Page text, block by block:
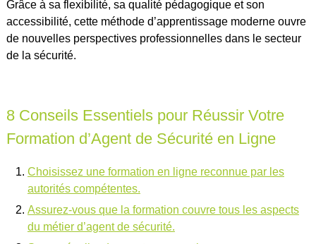
Grâce à sa flexibilité, sa qualité pédagogique et son
accessibilité, cette méthode d’apprentissage moderne ouvre
de nouvelles perspectives professionnelles dans le secteur
de la sécurité.
8 Conseils Essentiels pour Réussir Votre
Formation d’Agent de Sécurité en Ligne
Choisissez une formation en ligne reconnue par les
autorités compétentes.
Assurez-vous que la formation couvre tous les aspects
du métier d’agent de sécurité.